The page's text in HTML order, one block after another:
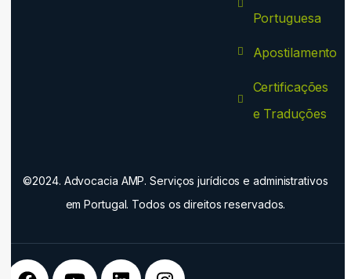
Portuguesa
Apostilamento
Certificações
e Traduções
©2024. Advocacia AMP. Serviços jurídicos e administrativos
em Portugal. Todos os direitos reservados.